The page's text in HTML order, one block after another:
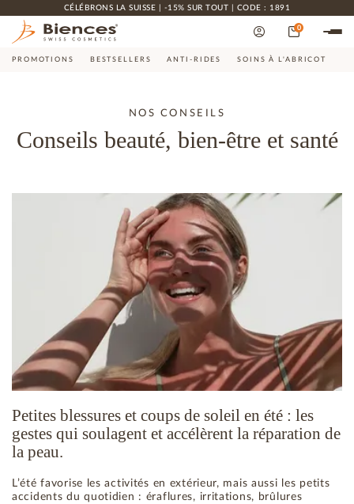
CÉLÉBRONS LA SUISSE | -15% SUR TOUT | CODE : 1891
0
PROMOTIONS BESTSELLERS ANTI-RIDES SOINS À L'ABRICOT
NOS CONSEILS
Conseils beauté, bien-être et santé
Petites blessures et coups de soleil en été : les
gestes qui soulagent et accélèrent la réparation de
la peau.
L’été favorise les activités en extérieur, mais aussi les petits
accidents du quotidien : éraflures, irritations, brûlures